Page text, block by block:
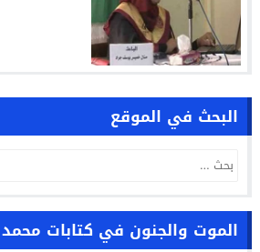
البحث في الموقع
الموت والجنون في كتابات